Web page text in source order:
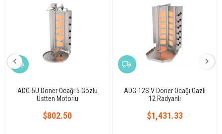
ADG-5U Döner Ocağı 5 Gözlü
Üstten Motorlu
$802.50
ADG-12S V Döner Ocağı Gazlı
12 Radyanlı
$1,431.33